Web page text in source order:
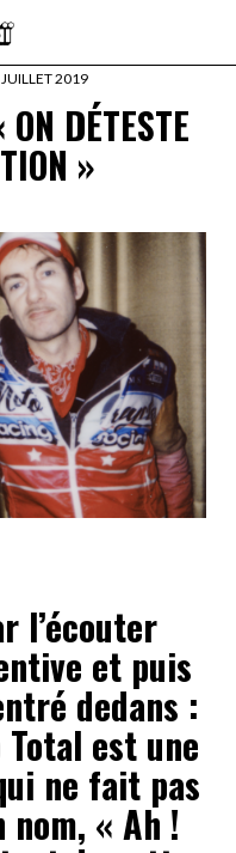
2019
DÉTESTE
»
l’écouter
et puis
dedans :
est une
ne fait pas
nom, « Ah !